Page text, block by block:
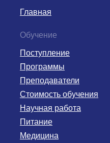
Научная работа
Медицина
Питание
Поступление
Стоимость обучения
Преподаватели
Программы
Обучение
Главная